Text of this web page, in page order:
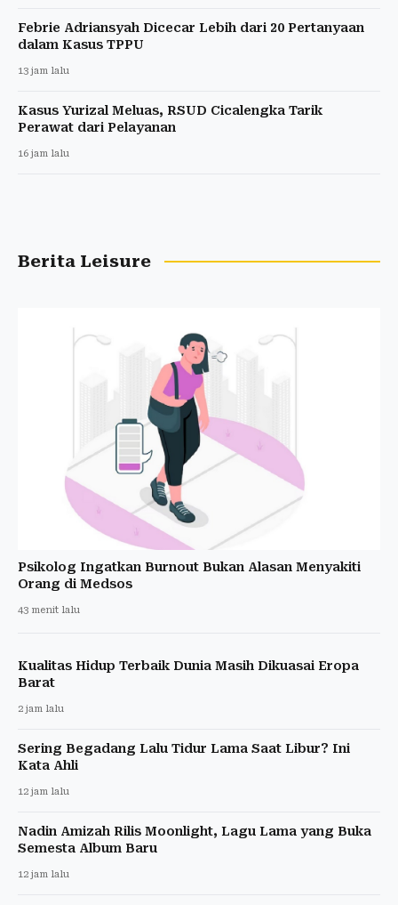
Febrie Adriansyah Dicecar Lebih dari 20 Pertanyaan
dalam Kasus TPPU
13 jam lalu
Kasus Yurizal Meluas, RSUD Cicalengka Tarik
Perawat dari Pelayanan
16 jam lalu
Berita Leisure
Psikolog Ingatkan Burnout Bukan Alasan Menyakiti
Orang di Medsos
43 menit lalu
Kualitas Hidup Terbaik Dunia Masih Dikuasai Eropa
Barat
2 jam lalu
Sering Begadang Lalu Tidur Lama Saat Libur? Ini
Kata Ahli
12 jam lalu
Nadin Amizah Rilis Moonlight, Lagu Lama yang Buka
Semesta Album Baru
12 jam lalu